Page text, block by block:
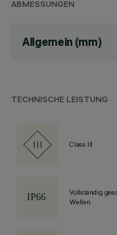
ABMESSUNGEN
Allgemein (mm)
TECHNISCHE LEISTUNG
Class III
Vollständig
Wellen.